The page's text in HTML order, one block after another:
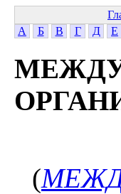
А
Б В Г Д Е
(